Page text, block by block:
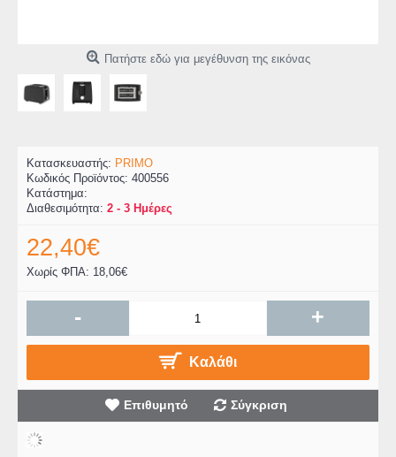
Πατήστε εδώ για μεγέθυνση της εικόνας
Κατασκευαστής: PRIMO
Κωδικός Προϊόντος: 400556
Κατάστημα:
Διαθεσιμότητα: 2 - 3 Ημέρες
22,40€
Χωρίς ΦΠΑ: 18,06€
- +
Καλάθι
Επιθυμητό Σύγκριση